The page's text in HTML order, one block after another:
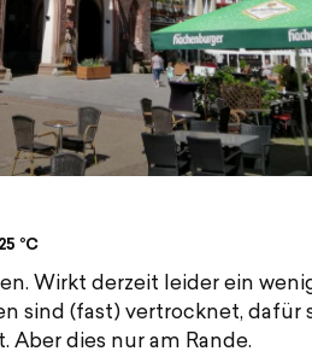
°C
Wirkt derzeit leider ein
sind (fast) vertrocknet, dafür
dies nur am Rande.